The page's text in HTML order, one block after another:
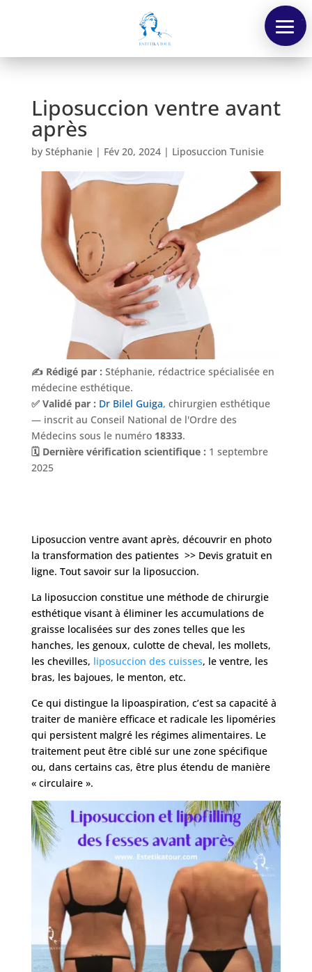
Nos
Tarifs
Nos
chirurgies
Obésité
Liposuccion ventre avant
après
by Stéphanie| Fév 20, 2024| Liposuccion Tunisie
✍️ Rédigé par : Stéphanie, rédactrice spécialisée en
médecine esthétique.
✅ Validé par : Dr Bilel Guiga, chirurgien esthétique
— inscrit au Conseil National de l'Ordre des
Médecins sous le numéro 18333.
🗓️ Dernière vérification scientifique : 1 septembre
2025
Liposuccion ventre avant après, découvrir en photo
la transformation des patientes >> Devis gratuit en
ligne. Tout savoir sur la liposuccion.
La liposuccion constitue une méthode de chirurgie
esthétique visant à éliminer les accumulations de
graisse localisées sur des zones telles que les
hanches, les genoux, culotte de cheval, les mollets,
les chevilles, liposuccion des cuisses, le ventre, les
bras, les bajoues, le menton, etc.
Ce qui distingue la lipoaspiration, c’est sa capacité à
traiter de manière efficace et radicale les lipoméries
qui persistent malgré les régimes alimentaires. Le
traitement peut être ciblé sur une zone spécifique
ou, dans certains cas, être plus étendu de manière
« circulaire ».